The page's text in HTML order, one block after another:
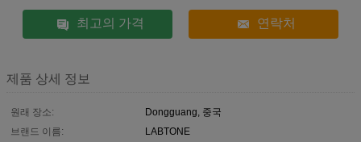
최고의 가격 연락처
제품 상세 정보
원래 장소:
Dongguang, 중국
브랜드 이름:
LABTONE